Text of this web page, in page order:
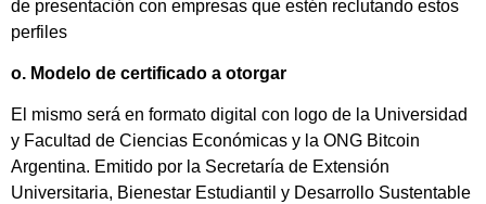
de presentación con empresas que estén reclutando estos
perfiles
o. Modelo de certificado a otorgar
El mismo será en formato digital con logo de la Universidad
y Facultad de Ciencias Económicas y la ONG Bitcoin
Argentina. Emitido por la Secretaría de Extensión
Universitaria, Bienestar Estudiantil y Desarrollo Sustentable